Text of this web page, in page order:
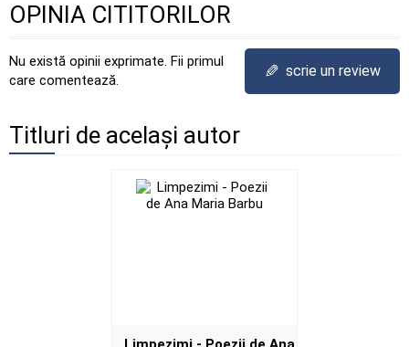
OPINIA CITITORILOR
Nu există opinii exprimate. Fii primul
care comentează.
✎ scrie un review
Titluri de același autor